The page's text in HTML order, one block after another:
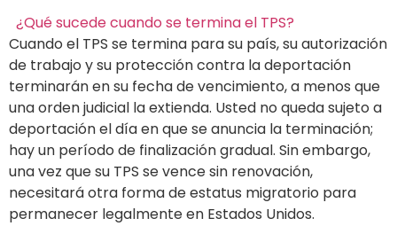
¿Qué sucede cuando se termina el TPS?
Cuando el TPS se termina para su país, su autorización
de trabajo y su protección contra la deportación
terminarán en su fecha de vencimiento, a menos que
una orden judicial la extienda. Usted no queda sujeto a
deportación el día en que se anuncia la terminación;
hay un período de finalización gradual. Sin embargo,
una vez que su TPS se vence sin renovación,
necesitará otra forma de estatus migratorio para
permanecer legalmente en Estados Unidos.